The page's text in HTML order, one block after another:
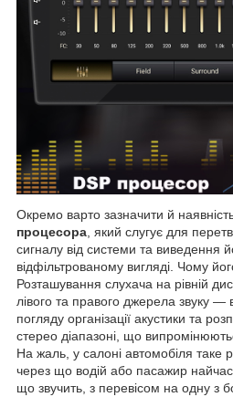
Окремо варто зазначити й
процесора , який слугує для
сигналу від системи та виведення
відфільтрованому вигляді. Чому
Розташування слухача на рівній
лівого та правого джерела звуку —
погляду організації акустики та
стерео діапазоні, що
На жаль, у салоні автомобіля таке
через що водій або пасажир
що звучить, з перевісом на одну з